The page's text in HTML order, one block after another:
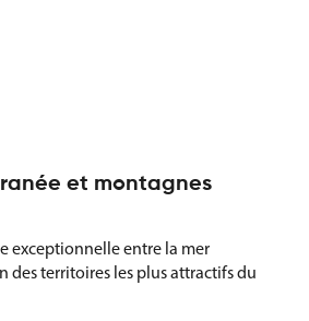
et montagnes
exceptionnelle entre la mer
des territoires les plus attractifs du